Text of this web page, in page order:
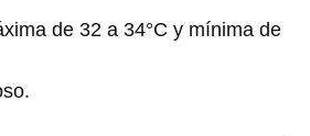
de 32 a 34°C y mínima de